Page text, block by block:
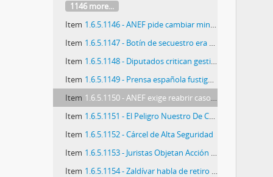
1146 more...
Item 1.6.5.1146 - ANEF pide cambiar ministro o recurrirán a corte internacional
Item 1.6.5.1147 - Botín de secuestro era para financiar al MIR
Item 1.6.5.1148 - Diputados critican gestión del Vaticano ante Tony Blair
Item 1.6.5.1149 - Prensa española fustigó defensa vaticana a Pinochet
Item 1.6.5.1150 - ANEF exige reabrir caso de Tucapel
Item 1.6.5.1151 - El Peligro Nuestro De Cada Día
Item 1.6.5.1152 - Cárcel de Alta Seguridad
Item 1.6.5.1153 - Juristas Objetan Acción del Gobierno
Item 1.6.5.1154 - Zaldívar habla de retiro de Pinochet